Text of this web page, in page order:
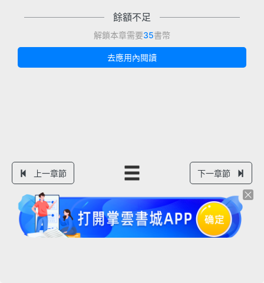
餘額不足
解鎖本章需要35書幣
去應用內閱讀
上一章節 下一章節